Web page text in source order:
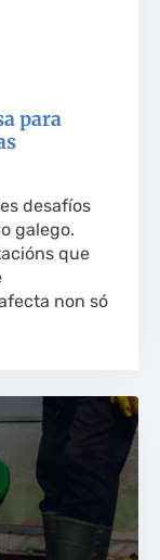
para
desafíos
galego.
que
non só